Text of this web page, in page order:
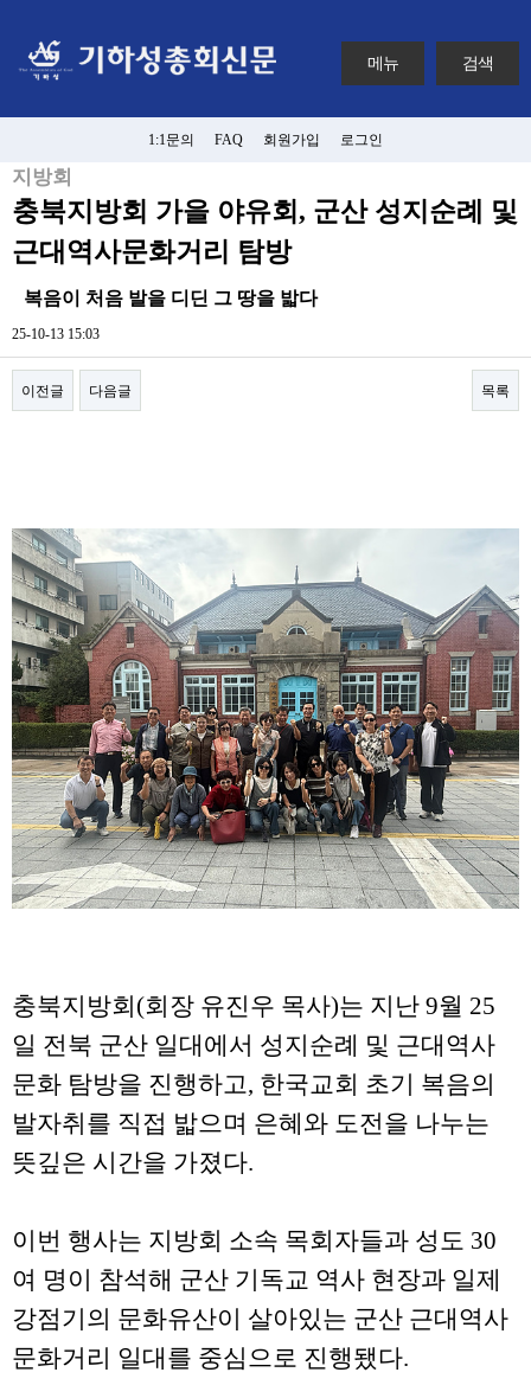
메뉴 검색
1:1문의 FAQ 회원가입 로그인
지방회
충북지방회 가을 야유회, 군산 성지순례 및
근대역사문화거리 탐방
복음이 처음 발을 디딘 그 땅을 밟다
25-10-13 15:03
이전글 다음글 목록
충북지방회(회장 유진우 목사)는 지난 9월 25
일 전북 군산 일대에서 성지순례 및 근대역사
문화 탐방을 진행하고, 한국교회 초기 복음의
발자취를 직접 밟으며 은혜와 도전을 나누는
뜻깊은 시간을 가졌다.
이번 행사는 지방회 소속 목회자들과 성도 30
여 명이 참석해 군산 기독교 역사 현장과 일제
강점기의 문화유산이 살아있는 군산 근대역사
문화거리 일대를 중심으로 진행됐다.